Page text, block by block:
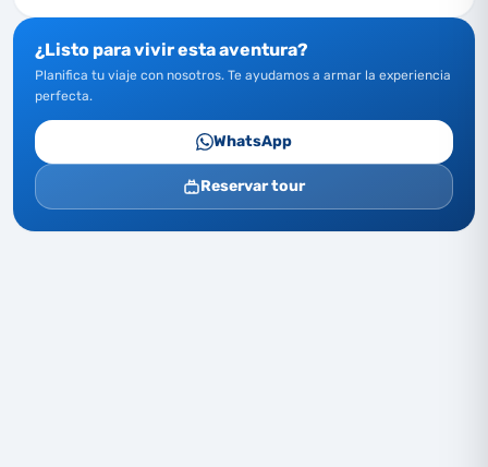
¿Listo para vivir esta aventura?
Planifica tu viaje con nosotros. Te ayudamos a armar la experiencia
perfecta.
WhatsApp
Reservar tour